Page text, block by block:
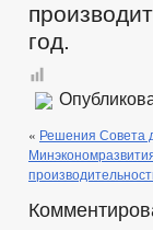
год.
« Решения Совета